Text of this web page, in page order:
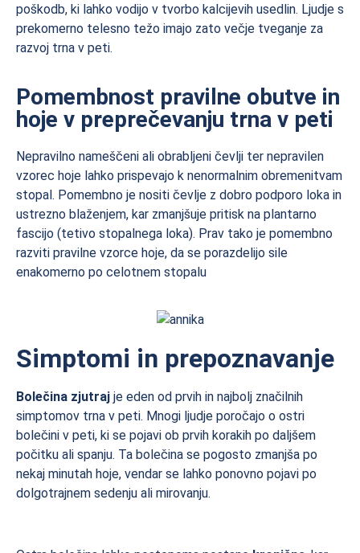
poškodb, ki lahko vodijo v tvorbo kalcijevih usedlin. Ljudje s
prekomerno telesno težo imajo zato večje tveganje za
razvoj trna v peti.
Pomembnost pravilne obutve in
hoje v preprečevanju trna v peti
Nepravilno nameščeni ali obrabljeni čevlji ter nepravilen
vzorec hoje lahko prispevajo k nenormalnim obremenitvam
stopal. Pomembno je nositi čevlje z dobro podporo loka in
ustrezno blaženjem, kar zmanjšuje pritisk na plantarno
fascijo (tetivo stopalnega loka). Prav tako je pomembno
razviti pravilne vzorce hoje, da se porazdelijo sile
enakomerno po celotnem stopalu
Simptomi in prepoznavanje
Bolečina zjutraj je eden od prvih in najbolj značilnih
simptomov trna v peti. Mnogi ljudje poročajo o ostri
bolečini v peti, ki se pojavi ob prvih korakih po daljšem
počitku ali spanju. Ta bolečina se pogosto zmanjša po
nekaj minutah hoje, vendar se lahko ponovno pojavi po
dolgotrajnem sedenju ali mirovanju.